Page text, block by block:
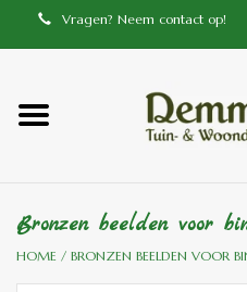
Vragen? Neem contact op!
Home
Tiffany lampen
Bronzen beelden voor
HOME / BRONZEN BEELDEN VOOR